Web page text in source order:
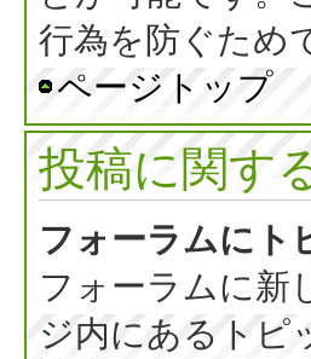
行為を防ぐため
ページトップ
投稿に関す
フォーラムにト
フォーラムに新
ジ内にあるトピ